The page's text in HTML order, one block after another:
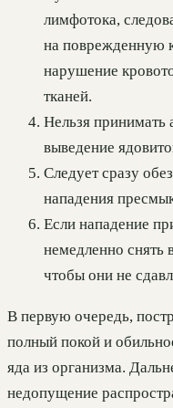
лимфотока,
на поврежденную
нарушение
тканей.
Нельзя принимать
выведение
Следует сразу
нападения
Если нападение
немедленно снять
чтобы они не
В первую очередь,
полный покой и
яда из организма.
недопущение